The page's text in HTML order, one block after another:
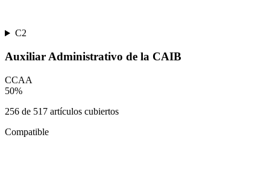
C2
Auxiliar Administrativo de la CAIB
CCAA
50%
256 de 517 artículos cubiertos
Compatible